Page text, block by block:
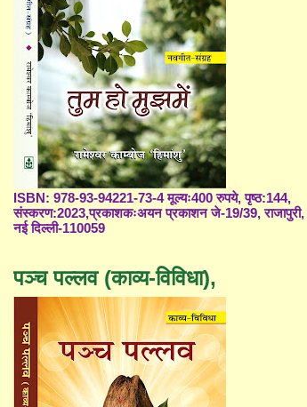
ISBN: 978-93-94221-73-4 मूल्यः400 रुपये, पृष्ठ:144,
संस्करण:2023,प्रकाशकःअयन प्रकाशन जे-19/39, राजापुरी,
नई दिल्ली-110059
पञ्च पल्लव (काव्य-विविधा),